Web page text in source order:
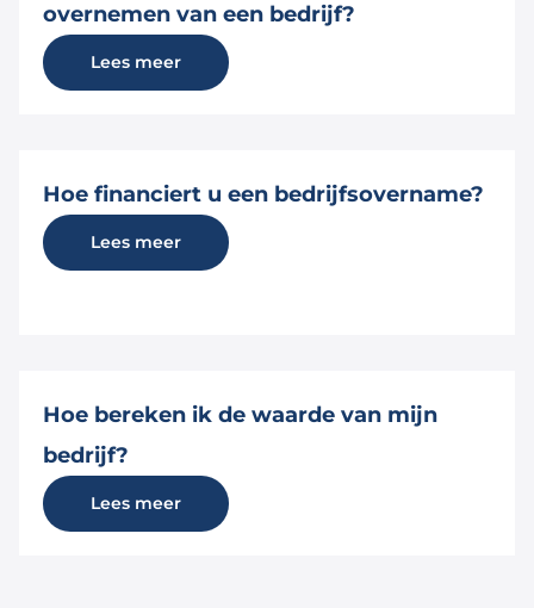
overnemen van een bedrijf?
Lees meer
Hoe financiert u een bedrijfsovername?
Lees meer
Hoe bereken ik de waarde van mijn
bedrijf?
Lees meer